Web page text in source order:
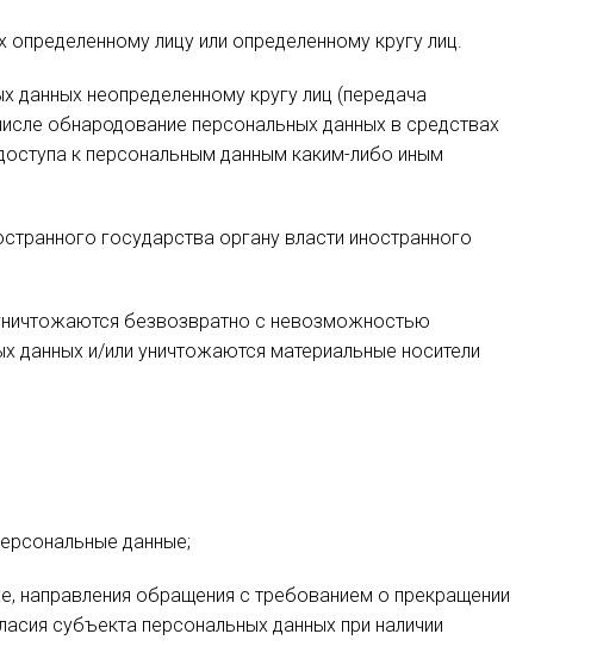
лицу или определенному кругу лиц.
данных неопределенному кругу лиц (передача
обнародование персональных данных в средствах
к персональным данным каким-либо иным
государства органу власти иностранного
безвозвратно с невозможностью
и/или уничтожаются материальные носители
данные;
направления обращения с требованием о прекращении
субъекта персональных данных при наличии